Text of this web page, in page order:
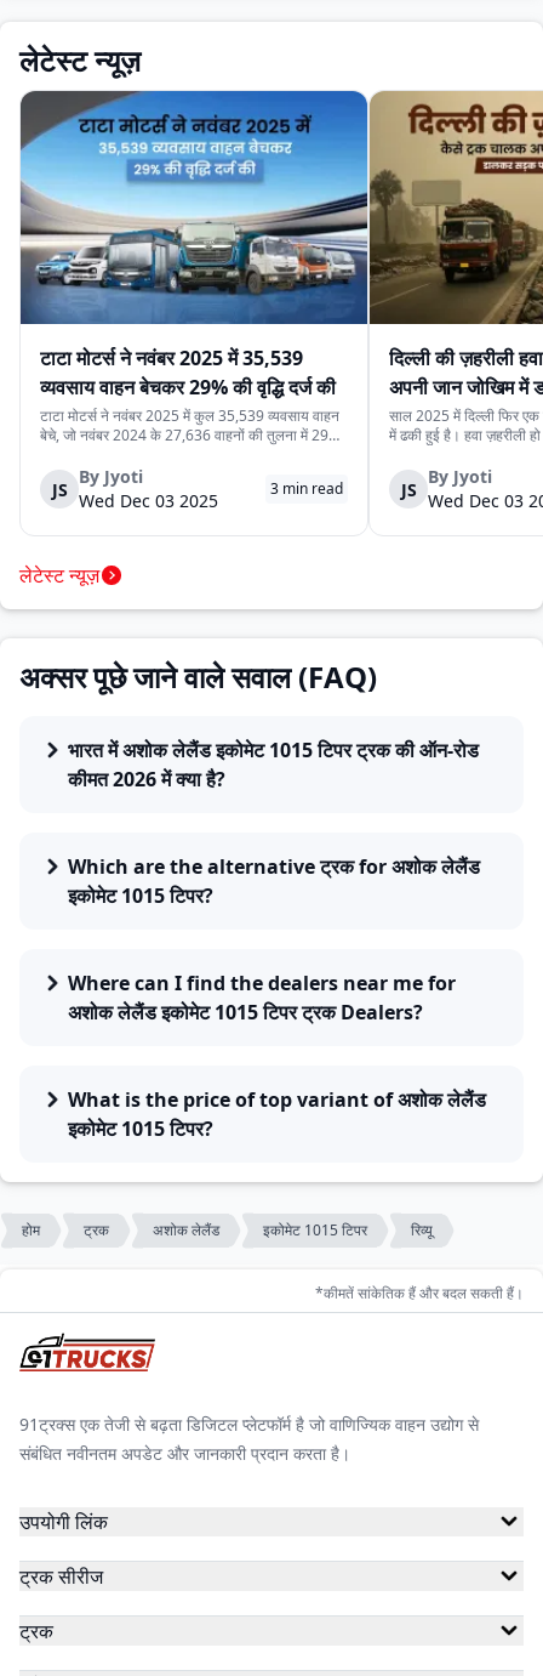
लेटेस्ट न्यूज़
टाटा मोटर्स ने नवंबर 2025 में 35,539
व्यवसाय वाहन बेचकर 29% की वृद्धि दर्ज की
टाटा मोटर्स ने नवंबर 2025 में कुल 35,539 व्यवसाय वाहन
बेचे, जो नवंबर 2024 के 27,636 वाहनों की तुलना में 29%
कंपनी की विविध व्यवसाय वाहन श्रृंखला को दर्शाती है। घरेलू
बिक्री 32,753 वाहन रह...
JS
By Jyoti
Wed Dec 03 2025
3 min read
दिल्ली की ज़हरीली
अपनी जान जोखिम
कर रहे हैं
साल 2025 में दिल्ली फिर
में ढकी हुई है। हवा ज़हरीली
रोज़ाना सड़क पर उतरते हैं।
क्योंकि दिल्ली की रोज़मर्रा...
JS
By Jyoti
Wed Dec 03
लेटेस्ट न्यूज़
अक्सर पूछे जाने वाले सवाल (FAQ)
भारत में अशोक लेलैंड इकोमेट 1015 टिपर ट्रक की ऑन-रोड
कीमत 2026 में क्या है?
Which are the alternative ट्रक for अशोक लेलैंड
इकोमेट 1015 टिपर?
Where can I find the dealers near me for
अशोक लेलैंड इकोमेट 1015 टिपर ट्रक Dealers?
What is the price of top variant of अशोक लेलैंड
इकोमेट 1015 टिपर?
होम ट्रक अशोक लेलैंड इकोमेट 1015 टिपर रिव्यू
*कीमतें सांकेतिक हैं और बदल सकती हैं।
91ट्रक्स एक तेजी से बढ़ता डिजिटल प्लेटफॉर्म है जो वाणिज्यिक वाहन उद्योग से
संबंधित नवीनतम अपडेट और जानकारी प्रदान करता है।
उपयोगी लिंक
ट्रक सीरीज
ट्रक